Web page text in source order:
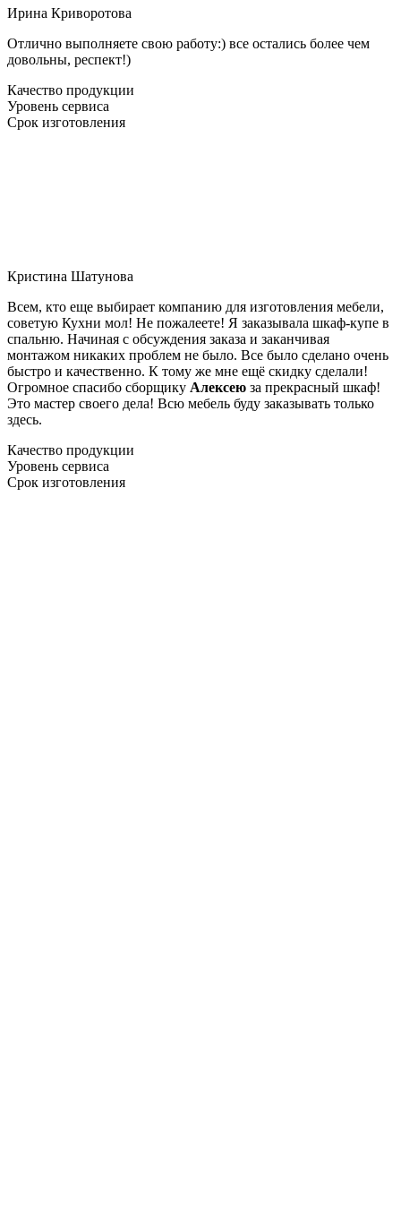
Ирина Криворотова
Отлично выполняете свою работу:) все остались более чем
довольны, респект!)
Качество продукции
Уровень сервиса
Срок изготовления
Кристина Шатунова
Всем, кто еще выбирает компанию для изготовления мебели,
советую Кухни мол! Не пожалеете! Я заказывала шкаф-купе в
спальню. Начиная с обсуждения заказа и заканчивая
монтажом никаких проблем не было. Все было сделано очень
быстро и качественно. К тому же мне ещё скидку сделали!
Огромное спасибо сборщику Алексею за прекрасный шкаф!
Это мастер своего дела! Всю мебель буду заказывать только
здесь.
Качество продукции
Уровень сервиса
Срок изготовления